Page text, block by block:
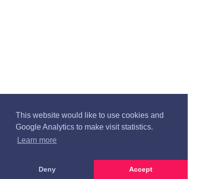
This website would like to use cookies and
Google Analytics to make visit statistics.
Learn more
Deny Accept